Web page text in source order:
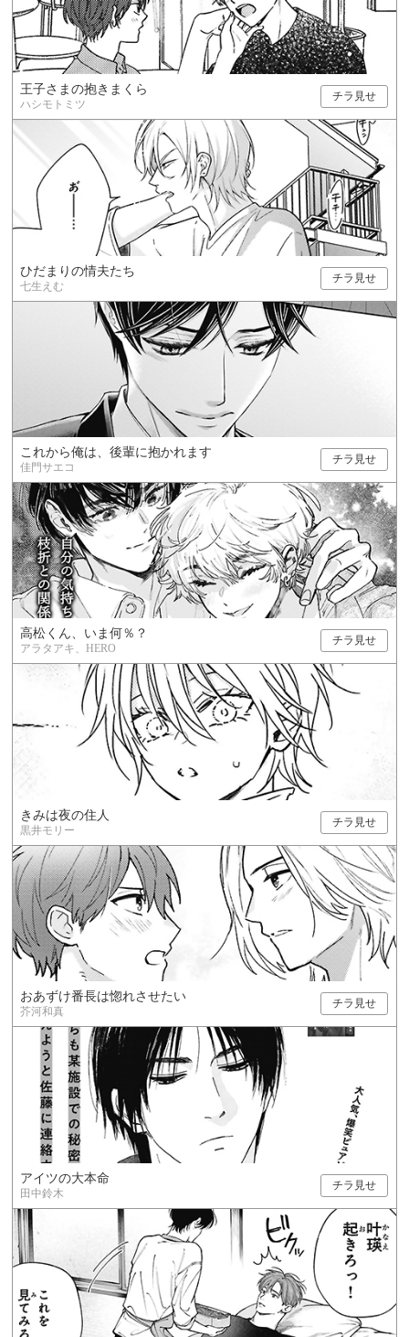
王子さまの抱きまくら
ハシモトミツ
チラ見せ
ひだまりの情夫たち
七生えむ
チラ見せ
これから俺は、後輩に抱かれます
佳門サエコ
チラ見せ
高松くん、いま何％？
アラタアキ、HERO
チラ見せ
きみは夜の住人
黒井モリー
チラ見せ
おあずけ番長は惚れさせたい
芥河和真
チラ見せ
アイツの大本命
田中鈴木
チラ見せ